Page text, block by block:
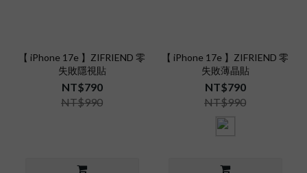
【 iPhone 17e 】ZIFRIEND 零
失敗隱視貼
NT$790
NT$990
【 iPhone 17e 】ZIFRIEND 零
失敗薄晶貼
NT$790
NT$990